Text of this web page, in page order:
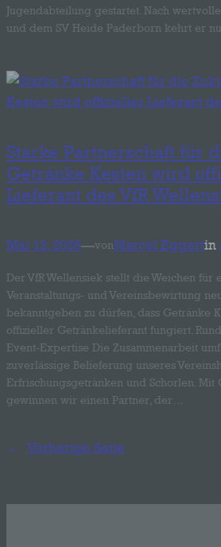
Jugendabteilung gestartet. Nach
und dem SV Heide Paderborn kehrt er
Starke Partnerschaft für
Getränke Kesten wird
Lieferant des VfR
Mai 12, 2026—vonMarcel Eggertin
Der VfR Wellensiek stellt die Weichen für
Veranstaltungs- und Vereinsbewirtung
bekanntgeben zu dürfen, dass Getränke
offizieller Getränkelieferant fungiert.
Event-Expertise Die Zusammenarbeit
zuverlässige Belieferung unseres
Erfrischungsgetränken und Schorlen. Mit
gewinnen wir einen Partner, der…
← Vorherige Seite
bestimmten
dem Unionsrecht oder
j) Dritter
Person, Behörde,
Stelle außer der
Verantwortlichen, dem
und den Personen, die
unmittelbaren
Auftragsverarbeiters
personenbezogenen
k) Einwilligung
Einwilligung ist jede von
Person freiwillig für den
informierter Weise und
abgegebene
einer Erklärung oder einer
eindeutigen bestätigenden
die betroffene Person zu
personenbezogenen
ist.
Verantwortlichen